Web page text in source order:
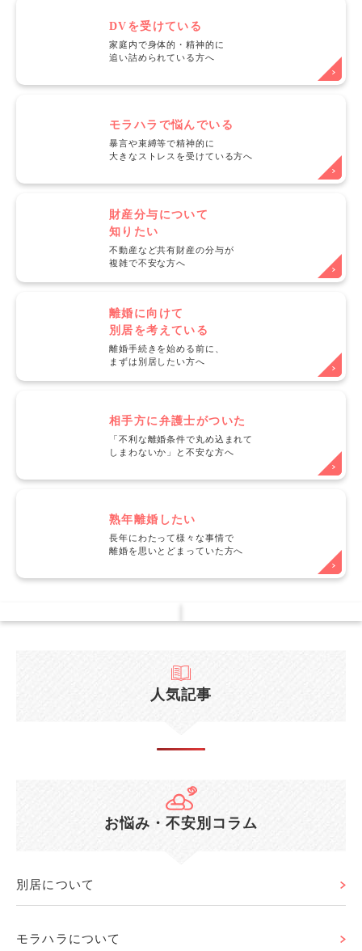
DVを受けている
家庭内で身体的・精神的に
追い詰められている方へ
モラハラで悩んでいる
暴言や束縛等で精神的に
大きなストレスを受けている方へ
財産分与について
知りたい
不動産など共有財産の分与が
複雑で不安な方へ
離婚に向けて
別居を考えている
離婚手続きを始める前に、
まずは別居したい方へ
相手方に弁護士がついた
「不利な離婚条件で丸め込まれて
しまわないか」と不安な方へ
熟年離婚したい
長年にわたって様々な事情で
離婚を思いとどまっていた方へ
人気記事
お悩み・不安別コラム
別居について
モラハラについて